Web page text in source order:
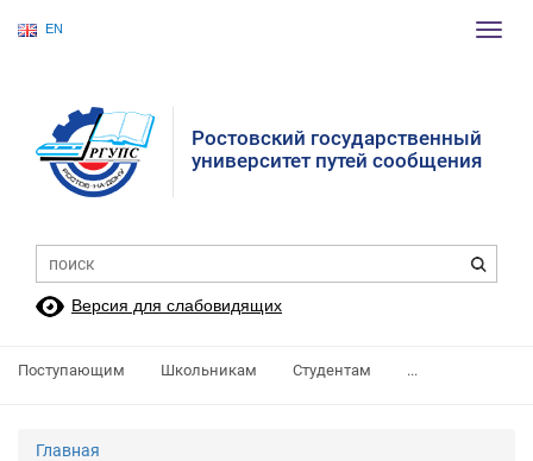
EN
Ростовский государственный
университет путей сообщения
Версия для слабовидящих
Поступающим Школьникам Студентам ...
Главная